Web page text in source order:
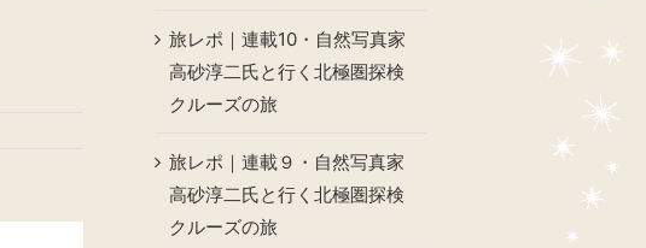
旅レポ｜連載10・自然写真家
高砂淳二氏と行く北極圏探検
クルーズの旅
旅レポ｜連載９・自然写真家
高砂淳二氏と行く北極圏探検
クルーズの旅